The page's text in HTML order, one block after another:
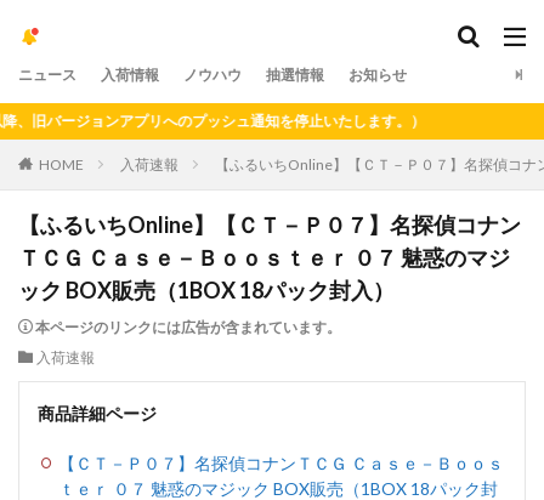
ニュース 入荷情報 ノウハウ 抽選情報 お知らせ
ージョンアプリへのプッシュ通知を停止いたします。）
HOME 入荷速報 【ふるいちOnline】【ＣＴ－Ｐ０７】名探偵コ
【ふるいちOnline】【ＣＴ－Ｐ０７】名探偵コナン
ＴＣＧ Ｃａｓｅ－Ｂｏｏｓｔｅｒ ０７ 魅惑のマジ
ック BOX販売（1BOX 18パック封入）
本ページのリンクには広告が含まれています。
入荷速報
商品詳細ページ
【ＣＴ－Ｐ０７】名探偵コナンＴＣＧ Ｃａｓｅ－Ｂｏｏｓ
ｔｅｒ ０７ 魅惑のマジック BOX販売（1BOX 18パック封